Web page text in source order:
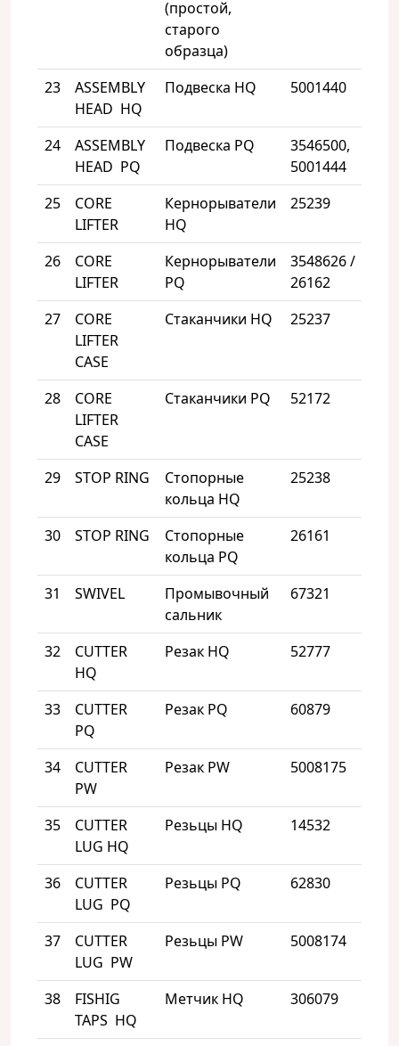
(простой,
старого
образца)
23
ASSEMBLY
HEAD HQ
Подвеска HQ 5001440
24
ASSEMBLY
HEAD PQ
Подвеска PQ
3546500,
5001444
25
CORE
LIFTER
Кернорыватели
HQ
25239
26
CORE
LIFTER
Кернорыватели
PQ
3548626 /
26162
27
CORE
LIFTER
CASE
Cтаканчики HQ 25237
28
CORE
LIFTER
CASE
Cтаканчики PQ 52172
29 STOP RING
Стопорные
кольца HQ
25238
30 STOP RING
Стопорные
кольца PQ
26161
31 SWIVEL
Промывочный
сальник
67321
32
CUTTER
HQ
Резак HQ 52777
33
CUTTER
PQ
Резак PQ 60879
34
CUTTER
PW
Резак PW 5008175
35
CUTTER
LUG HQ
Резьцы HQ 14532
36
CUTTER
LUG PQ
Резьцы PQ 62830
37
CUTTER
LUG PW
Резьцы PW 5008174
38
FISHIG
TAPS HQ
Метчик HQ 306079